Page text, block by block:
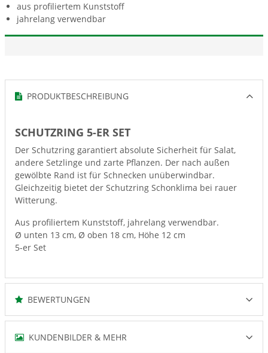
aus profiliertem Kunststoff
jahrelang verwendbar
PRODUKTBESCHREIBUNG
SCHUTZRING 5-ER SET
Der Schutzring garantiert absolute Sicherheit für Salat,
andere Setzlinge und zarte Pflanzen. Der nach außen
gewölbte Rand ist für Schnecken unüberwindbar.
Gleichzeitig bietet der Schutzring Schonklima bei rauer
Witterung.
Aus profiliertem Kunststoff, jahrelang verwendbar.
Ø unten 13 cm, Ø oben 18 cm, Höhe 12 cm
5-er Set
BEWERTUNGEN
KUNDENBILDER & MEHR